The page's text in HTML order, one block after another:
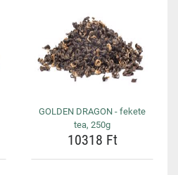
GOLDEN DRAGON - fekete
tea, 250g
10318 Ft